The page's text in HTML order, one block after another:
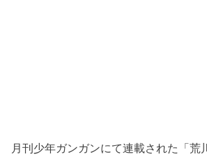
月刊少年ガンガンにて連載された「荒